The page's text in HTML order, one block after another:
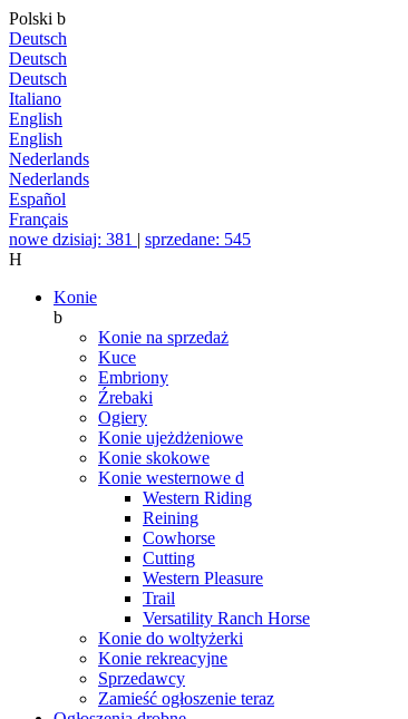
Polski b
Deutsch
Deutsch
Deutsch
Italiano
English
English
Nederlands
Nederlands
Español
Français
nowe dzisiaj: 381 | sprzedane: 545
H
Konie
b
Konie na sprzedaż
Kuce
Embriony
Źrebaki
Ogiery
Konie ujeżdżeniowe
Konie skokowe
Konie westernowe d
Western Riding
Reining
Cowhorse
Cutting
Western Pleasure
Trail
Versatility Ranch Horse
Konie do woltyżerki
Konie rekreacyjne
Sprzedawcy
Zamieść ogłoszenie teraz